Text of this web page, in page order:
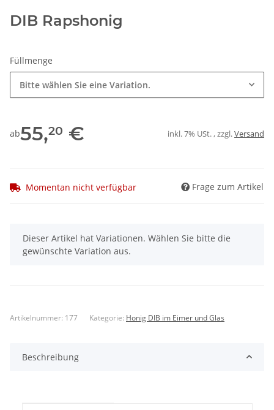
DIB Rapshonig
Füllmenge
Bitte wählen Sie eine Variation.
ab55,20 € inkl. 7% USt. , zzgl.Versand
Momentan nicht verfügbar Frage zum Artikel
x
Dieser Artikel hat Variationen. Wählen Sie bitte die
gewünschte Variation aus.
Artikelnummer: 177 Kategorie: Honig DIB im Eimer und Glas
Beschreibung